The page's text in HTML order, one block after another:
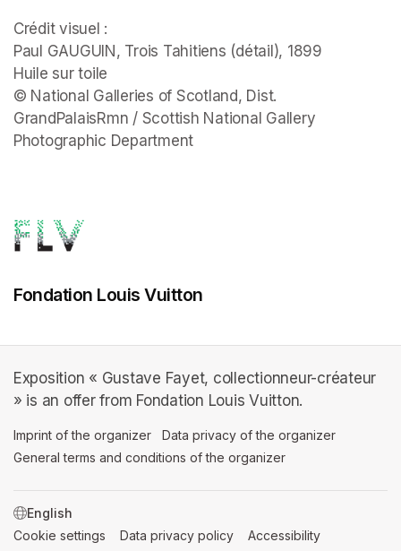
Crédit visuel :
Paul GAUGUIN, Trois Tahitiens (détail), 1899
Huile sur toile
© National Galleries of Scotland, Dist.
GrandPalaisRmn / Scottish National Gallery
Photographic Department
Fondation Louis Vuitton
Exposition « Gustave Fayet, collectionneur-créateur
» is an offer from Fondation Louis Vuitton.
Imprint of the organizer (opens in a new tab)
Data privacy of the organizer
General terms and conditions of the organizer
SWITCH LANGUAGE
Cookie settings (opens in a new tab)
Data privacy policy (opens in a new tab)
Accessibility